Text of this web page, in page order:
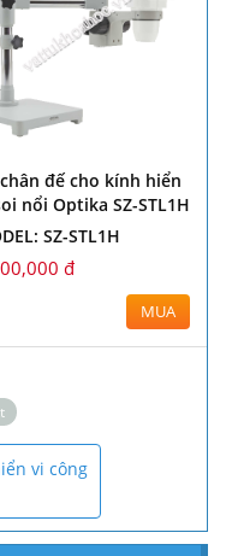
đế cho kính hiển
nổi Optika SZ-STL1H
SZ-STL1H
đ
MUA
vi công